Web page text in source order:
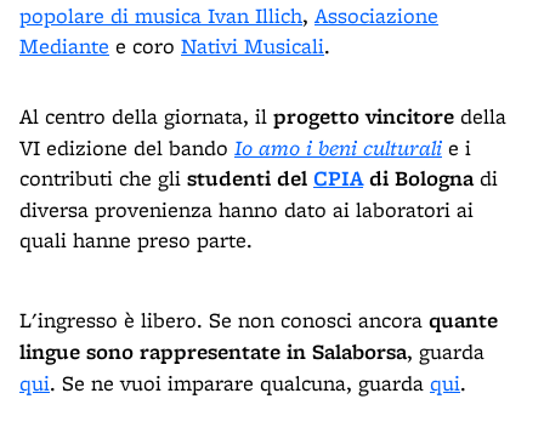
popolare di musica Ivan Illich, Associazione
Mediante e coro Nativi Musicali.
Al centro della giornata, il progetto vincitore della
VI edizione del bando Io amo i beni culturali e i
contributi che gli studenti del CPIAdi Bolognadi
diversa provenienza hanno dato ai laboratori ai
quali hanne preso parte.
L'ingresso è libero. Se non conosci ancora quante
lingue sono rappresentate in Salaborsa, guarda
qui. Se ne vuoi imparare qualcuna, guarda qui.